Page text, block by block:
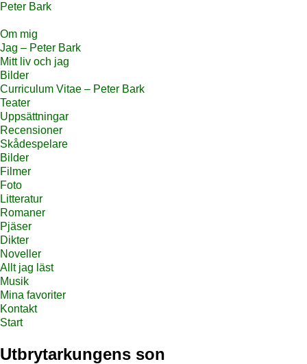
Peter Bark
Om mig
Jag – Peter Bark
Mitt liv och jag
Bilder
Curriculum Vitae – Peter Bark
Teater
Uppsättningar
Recensioner
Skådespelare
Bilder
Filmer
Foto
Litteratur
Romaner
Pjäser
Dikter
Noveller
Allt jag läst
Musik
Mina favoriter
Kontakt
Start
Utbrytarkungens son